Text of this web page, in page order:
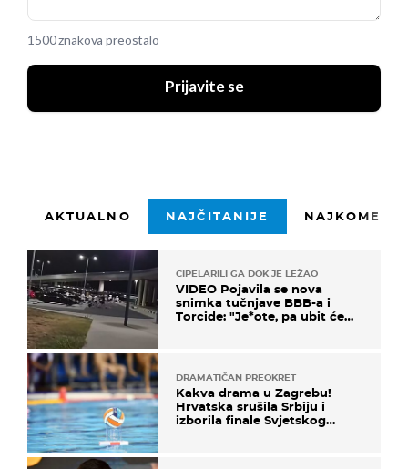
1500 znakova preostalo
Prijavite se
AKTUALNO NAJČITANIJE
CIPELARILI GA DOK JE LEŽAO
VIDEO Pojavila se nova
snimka tučnjave BBB-a i
Torcide: "Je*ote, pa ubit će
DRAMATIČAN PREOKRET
Kakva drama u Zagrebu!
Hrvatska srušila Srbiju i
izborila finale Svjetskog